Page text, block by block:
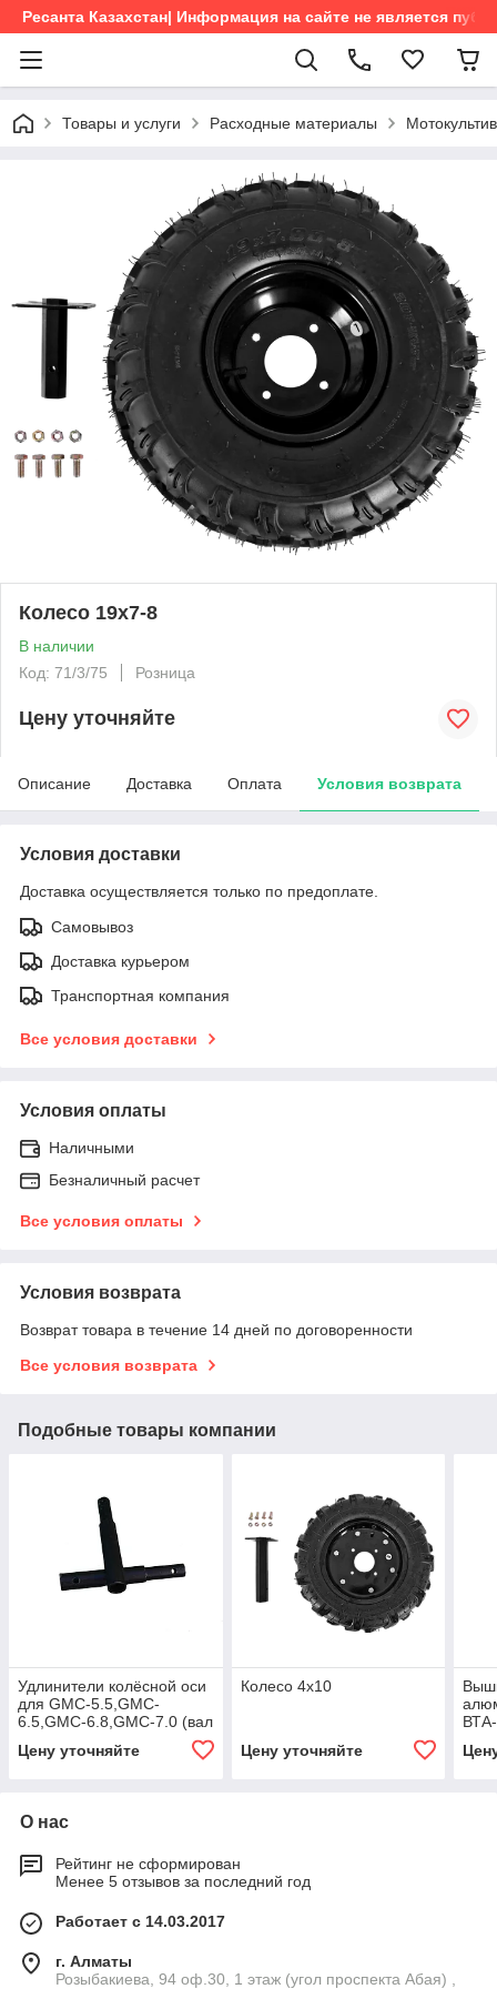
Ресанта Казахстан| Информация на сайте не является
Товары и услуги Расходные материалы
Колесо 19х7-8
В наличии
Код: 71/3/75
Розница
Цену уточняйте
Описание Доставка Оплата Условия возврата
Условия доставки
Доставка осуществляется только по предоплате.
Самовывоз
Доставка курьером
Транспортная компания
Все условия доставки
Условия оплаты
Наличными
Безналичный расчет
Все условия оплаты
Условия возврата
Возврат товара в течение 14 дней по договоренности
Все условия возврата
Подобные товары компании
Удлинители колёсной оси
для GMC-5.5,GMC-
6.5,GMC-6.8,GMC-7.0 (вал
d 25*25*185) (комп. 2 шт.)
Цену уточняйте
Колесо 4х10
Цену уточняйте
О нас
Рейтинг не сформирован
Менее 5 отзывов за последний год
Работает с 14.03.2017
г. Алматы
Розыбакиева, 94 оф.30, 1 этаж (угол проспекта Абая) ,